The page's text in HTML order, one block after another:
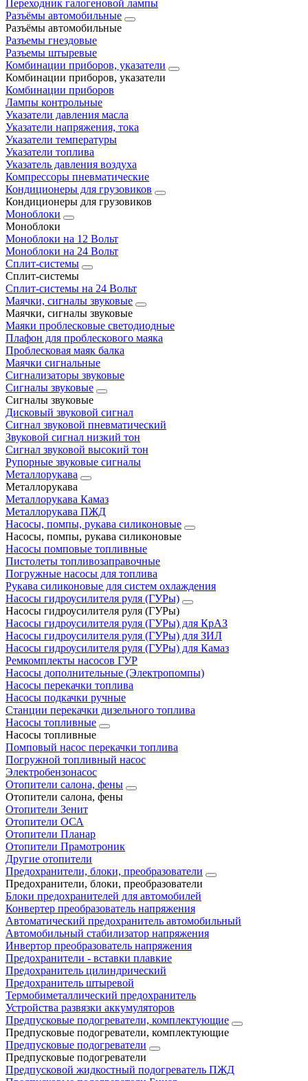
Переходник галогеновой лампы
Разъёмы автомобильные
Разъёмы автомобильные
Разъемы гнездовые
Разъемы штыревые
Комбинации приборов, указатели
Комбинации приборов, указатели
Комбинации приборов
Лампы контрольные
Указатели давления масла
Указатели напряжения, тока
Указатели температуры
Указатели топлива
Указатель давления воздуха
Компрессоры пневматические
Кондиционеры для грузовиков
Кондиционеры для грузовиков
Моноблоки
Моноблоки
Моноблоки на 12 Вольт
Моноблоки на 24 Вольт
Сплит-системы
Сплит-системы
Сплит‑системы на 24 Вольт
Маячки, сигналы звуковые
Маячки, сигналы звуковые
Маяки проблесковые светодиодные
Плафон для проблескового маяка
Проблесковая маяк балка
Маячки сигнальные
Сигнализаторы звуковые
Сигналы звуковые
Сигналы звуковые
Дисковый звуковой сигнал
Сигнал звуковой пневматический
Звуковой сигнал низкий тон
Сигнал звуковой высокий тон
Рупорные звуковые сигналы
Металлорукава
Металлорукава
Металлорукава Камаз
Металлорукава ПЖД
Насосы, помпы, рукава силиконовые
Насосы, помпы, рукава силиконовые
Насосы помповые топливные
Пистолеты топливозаправочные
Погружные насосы для топлива
Рукава силиконовые для систем охлаждения
Насосы гидроусилителя руля (ГУРы)
Насосы гидроусилителя руля (ГУРы)
Насосы гидроусилителя руля (ГУРы) для КрАЗ
Насосы гидроусилителя руля (ГУРы) для ЗИЛ
Насосы гидроусилителя руля (ГУРы) для Камаз
Ремкомплекты насосов ГУР
Насосы дополнительные (Электропомпы)
Насосы перекачки топлива
Насосы подкачки ручные
Станции перекачки дизельного топлива
Насосы топливные
Насосы топливные
Помповый насос перекачки топлива
Погружной топливный насос
Электробензонасос
Отопители салона, фены
Отопители салона, фены
Отопители Зенит
Отопители ОСА
Отопители Планар
Отопители Прамотроник
Другие отопители
Предохранители, блоки, преобразователи
Предохранители, блоки, преобразователи
Блоки предохранителей для автомобилей
Конвертер преобразователь напряжения
Автоматический предохранитель автомобильный
Автомобильный стабилизатор напряжения
Инвертор преобразователь напряжения
Предохранители - вставки плавкие
Предохранитель цилиндрический
Предохранитель штыревой
Термобиметаллический предохранитель
Устройства развязки аккумуляторов
Предпусковые подогреватели, комплектующие
Предпусковые подогреватели, комплектующие
Предпусковые подогреватели
Предпусковые подогреватели
Предпусковой жидкостный подогреватель ПЖД